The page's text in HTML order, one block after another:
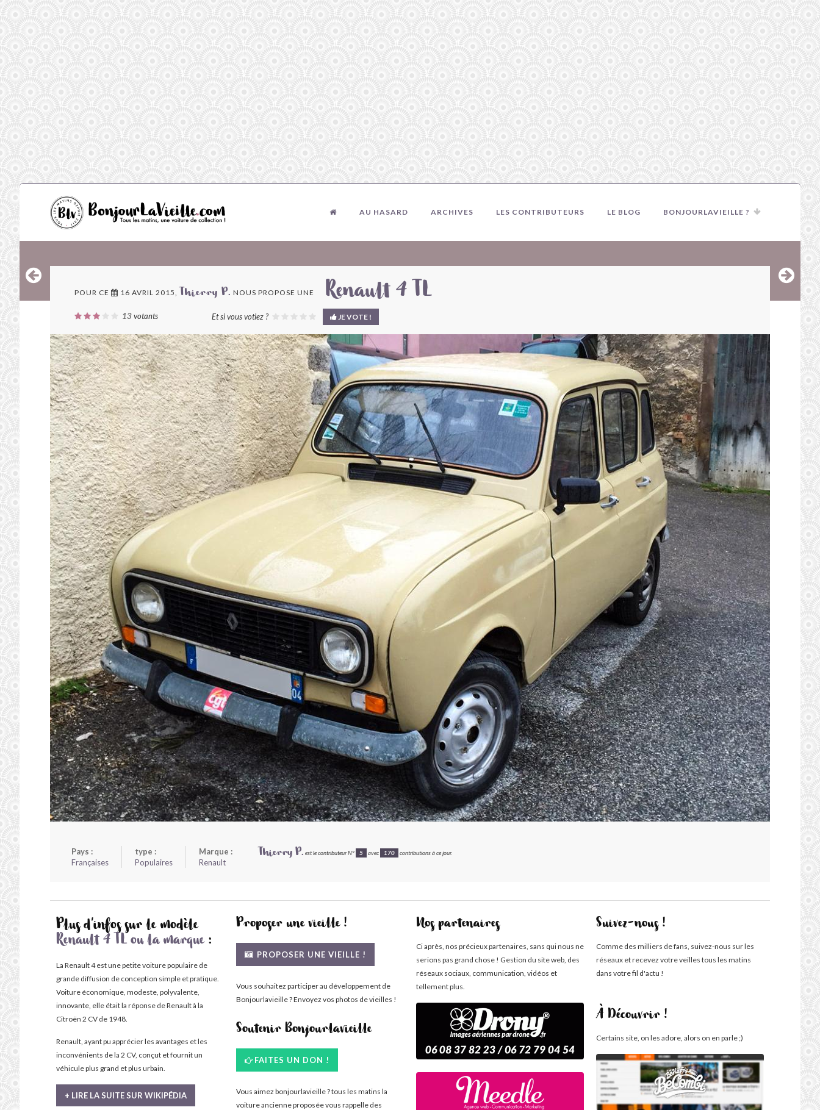
AU HASARD ARCHIVES LES CONTRIBUTEURS LE BLOG BONJOURLAVIEILLE ?
POUR CE 16 AVRIL 2015, Thierry P. NOUS PROPOSE UNE Renault 4 TL
13votants Et si vous votiez ? JE VOTE !
Pays :
Françaises
type :
Populaires
Marque :
Renault
Thierry P. est le contributeur N° 5 avec 170 contributions à ce jour.
Plus d'infos sur le modèle
Renault 4 TL ou la marque:
La Renault 4 est une petite voiture populaire de
grande diffusion de conception simple et pratique.
Voiture économique, modeste, polyvalente,
innovante, elle était la réponse de Renault à la
Citroën 2 CV de 1948.
Renault, ayant pu apprécier les avantages et les
inconvénients de la 2 CV, conçut et fournit un
véhicule plus grand et plus urbain.
+ LIRE LA SUITE SUR WIKIPÉDIA
Proposer une vieille !
PROPOSER UNE VIEILLE !
Vous souhaitez participer au développement de
Bonjourlavieille ? Envoyez vos photos de vieilles !
Soutenir Bonjourlavieille
FAITES UN DON !
Vous aimez bonjourlavieille ? tous les matins la
voiture ancienne proposée vous rappelle des
Nos partenaires
Ci après, nos précieux partenaires, sans qui nous ne
serions pas grand chose ! Gestion du site web, des
réseaux sociaux, communication, vidéos et
tellement plus.
Suivez-nous !
Comme des milliers de fans, suivez-nous sur les
réseaux et recevez votre veilles tous les matins
dans votre fil d'actu !
À Découvrir !
Certains site, on les adore, alors on en parle ;)